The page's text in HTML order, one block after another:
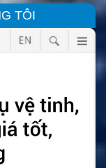
TÔI